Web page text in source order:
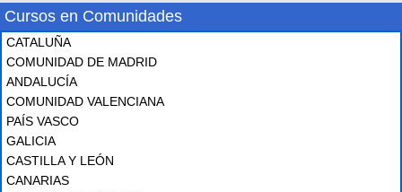
Cursos en Comunidades
CATALUÑA
COMUNIDAD DE MADRID
ANDALUCÍA
COMUNIDAD VALENCIANA
PAÍS VASCO
GALICIA
CASTILLA Y LEÓN
CANARIAS